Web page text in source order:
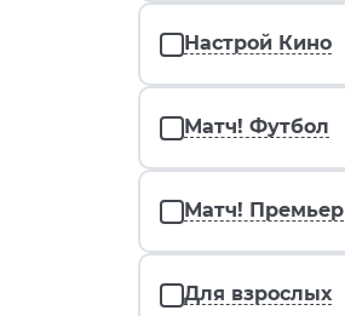
Настрой Кино
Матч! Футбол
Матч! Премьер
Для взрослых